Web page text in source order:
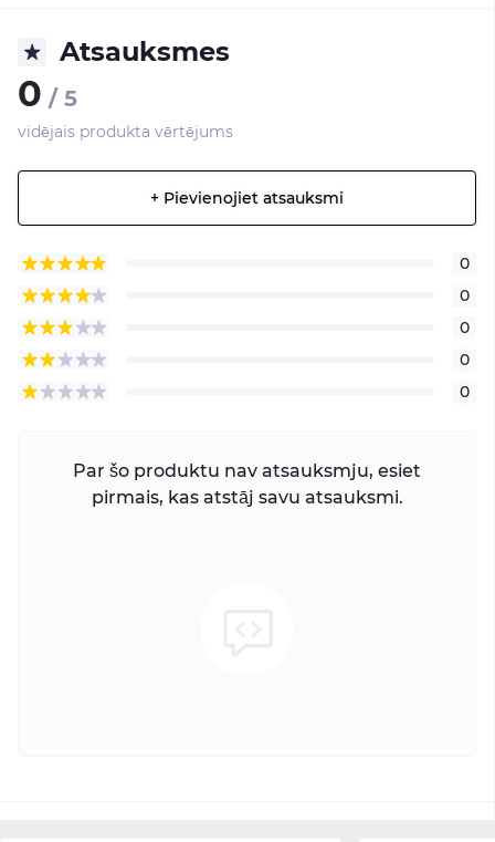
Atsauksmes
0 / 5
vidējais produkta vērtējums
+ Pievienojiet atsauksmi
0
0
0
0
0
Par šo produktu nav atsauksmju, esiet
pirmais, kas atstāj savu atsauksmi.